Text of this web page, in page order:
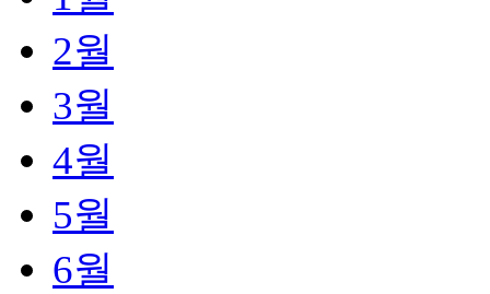
2월
3월
4월
5월
6월